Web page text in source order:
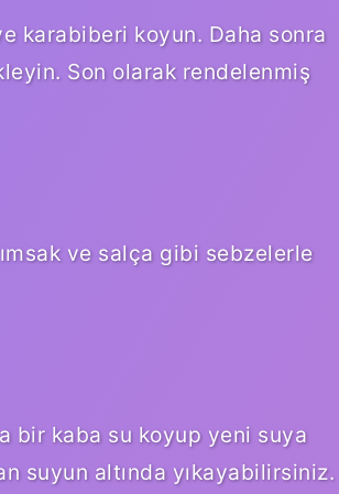
karabiberi koyun. Daha sonra
Son olarak rendelenmiş
ve salça gibi sebzelerle
bir kaba su koyup yeni suya
suyun altında yıkayabilirsiniz.